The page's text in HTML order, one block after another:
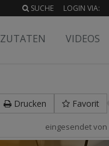
SUCHE LOGIN VIA:
ZUTATEN VIDEOS
Drucken Favorit
eingesendet von